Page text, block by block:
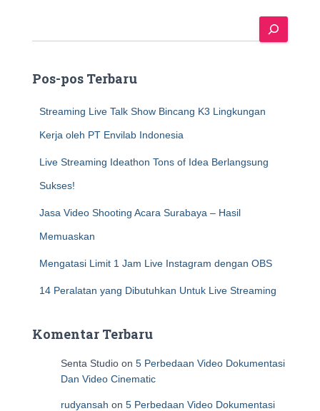
e
c
Pos-pos Terbaru
Streaming Live Talk Show Bincang K3 Lingkungan
Kerja oleh PT Envilab Indonesia
Live Streaming Ideathon Tons of Idea Berlangsung
Sukses!
Jasa Video Shooting Acara Surabaya – Hasil
Memuaskan
Mengatasi Limit 1 Jam Live Instagram dengan OBS
14 Peralatan yang Dibutuhkan Untuk Live Streaming
Komentar Terbaru
Senta Studio on 5 Perbedaan Video Dokumentasi
Dan Video Cinematic
rudyansah on 5 Perbedaan Video Dokumentasi